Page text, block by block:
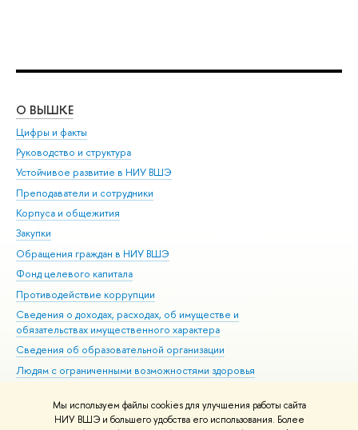
Мы используем файлы cookies для улучшения работы сайта
НИУ ВШЭ и большего удобства его использования. Более
О ВЫШКЕ
Цифры и факты
Руководство и структура
Устойчивое развитие в НИУ ВШЭ
Преподаватели и сотрудники
Корпуса и общежития
Закупки
Обращения граждан в НИУ ВШЭ
Фонд целевого капитала
Противодействие коррупции
Сведения о доходах, расходах, об имуществе и
обязательствах имущественного характера
Сведения об образовательной организации
Людям с ограниченными возможностями здоровья
Работа в Вышке